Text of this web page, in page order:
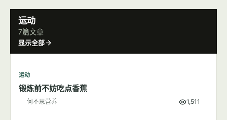
运动
7篇文章
显示全部
运动
锻炼前不妨吃点香蕉
何不思营养 1,511